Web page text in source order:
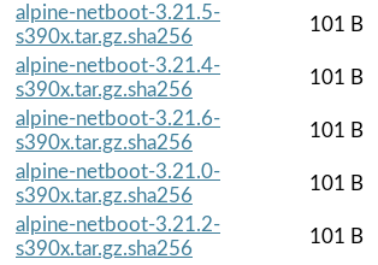
alpine-netboot-3.21.5-
s390x.tar.gz.sha256
101 B
alpine-netboot-3.21.4-
s390x.tar.gz.sha256
101 B
alpine-netboot-3.21.6-
s390x.tar.gz.sha256
101 B
alpine-netboot-3.21.0-
s390x.tar.gz.sha256
101 B
alpine-netboot-3.21.2-
s390x.tar.gz.sha256
101 B